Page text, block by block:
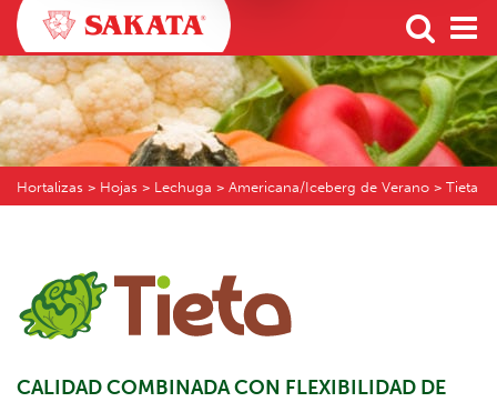
Hortalizas > Hojas > Lechuga > Americana/Iceberg de Verano > Tieta
CALIDAD COMBINADA CON FLEXIBILIDAD DE